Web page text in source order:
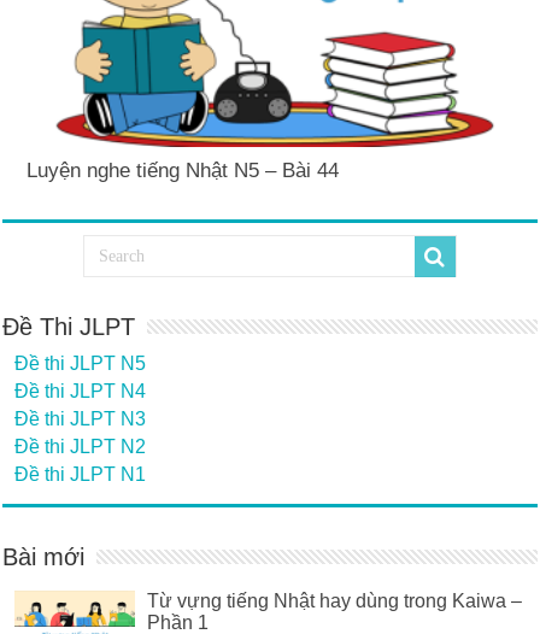
Luyện nghe tiếng Nhật N5 – Bài 44
Đề Thi JLPT
Đề thi JLPT N5
Đề thi JLPT N4
Đề thi JLPT N3
Đề thi JLPT N2
Đề thi JLPT N1
Bài mới
Từ vựng tiếng Nhật hay dùng trong Kaiwa –
Phần 1